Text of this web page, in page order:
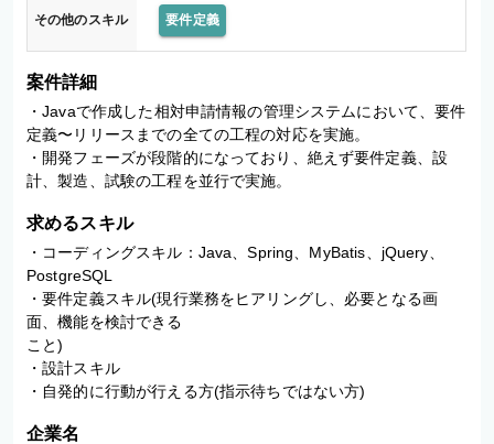
その他のスキル 要件定義
案件詳細
・Javaで作成した相対申請情報の管理システムにおいて、要件
定義〜リリースまでの全ての工程の対応を実施。
・開発フェーズが段階的になっており、絶えず要件定義、設
計、製造、試験の工程を並行で実施。
求めるスキル
・コーディングスキル：Java、Spring、MyBatis、jQuery、
PostgreSQL
・要件定義スキル(現行業務をヒアリングし、必要となる画
面、機能を検討できる
こと)
・設計スキル
・自発的に行動が行える方(指示待ちではない方)
企業名